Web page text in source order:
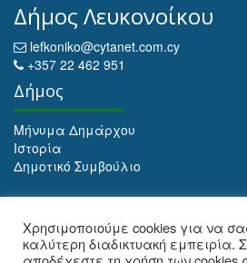
Δήμος Λευκονοίκου
lefkoniko@cytanet.com.cy
+357 22 462 951
Δήμος
Μήνυμα Δημάρχου
Ιστορία
Δημοτικό Συμβούλιο
Αρχειοθέτηση
Χρησιμοποιούμε cookies για να
καλύτερη διαδικτυακή